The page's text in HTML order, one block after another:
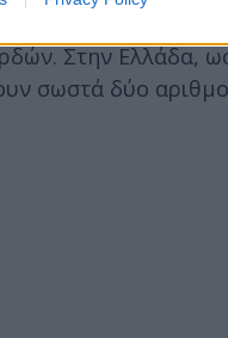
Στην Ελλάδα,
σωστά δύο